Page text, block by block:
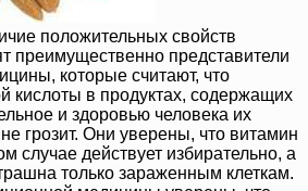
положительных свойств
преимущественно представители
которые считают, что
кислоты в продуктах, содержащих
и здоровью человека их
грозит. Они уверены, что витамин
случае действует избирательно, а
только зараженным клеткам.